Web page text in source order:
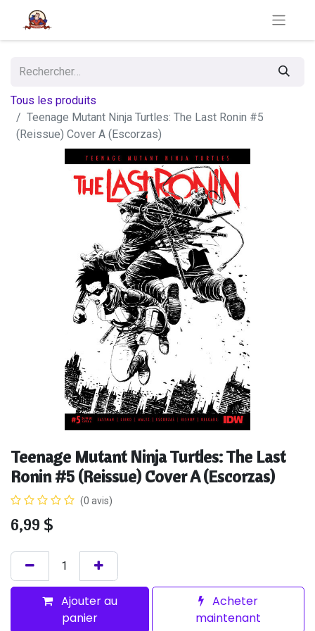
Tous les produits
Teenage Mutant Ninja Turtles: The Last Ronin #5
(Reissue) Cover A (Escorzas)
Teenage Mutant Ninja Turtles: The Last
Ronin #5 (Reissue) Cover A (Escorzas)
(0 avis)
6,99 $
Ajouter au
panier
Acheter
maintenant